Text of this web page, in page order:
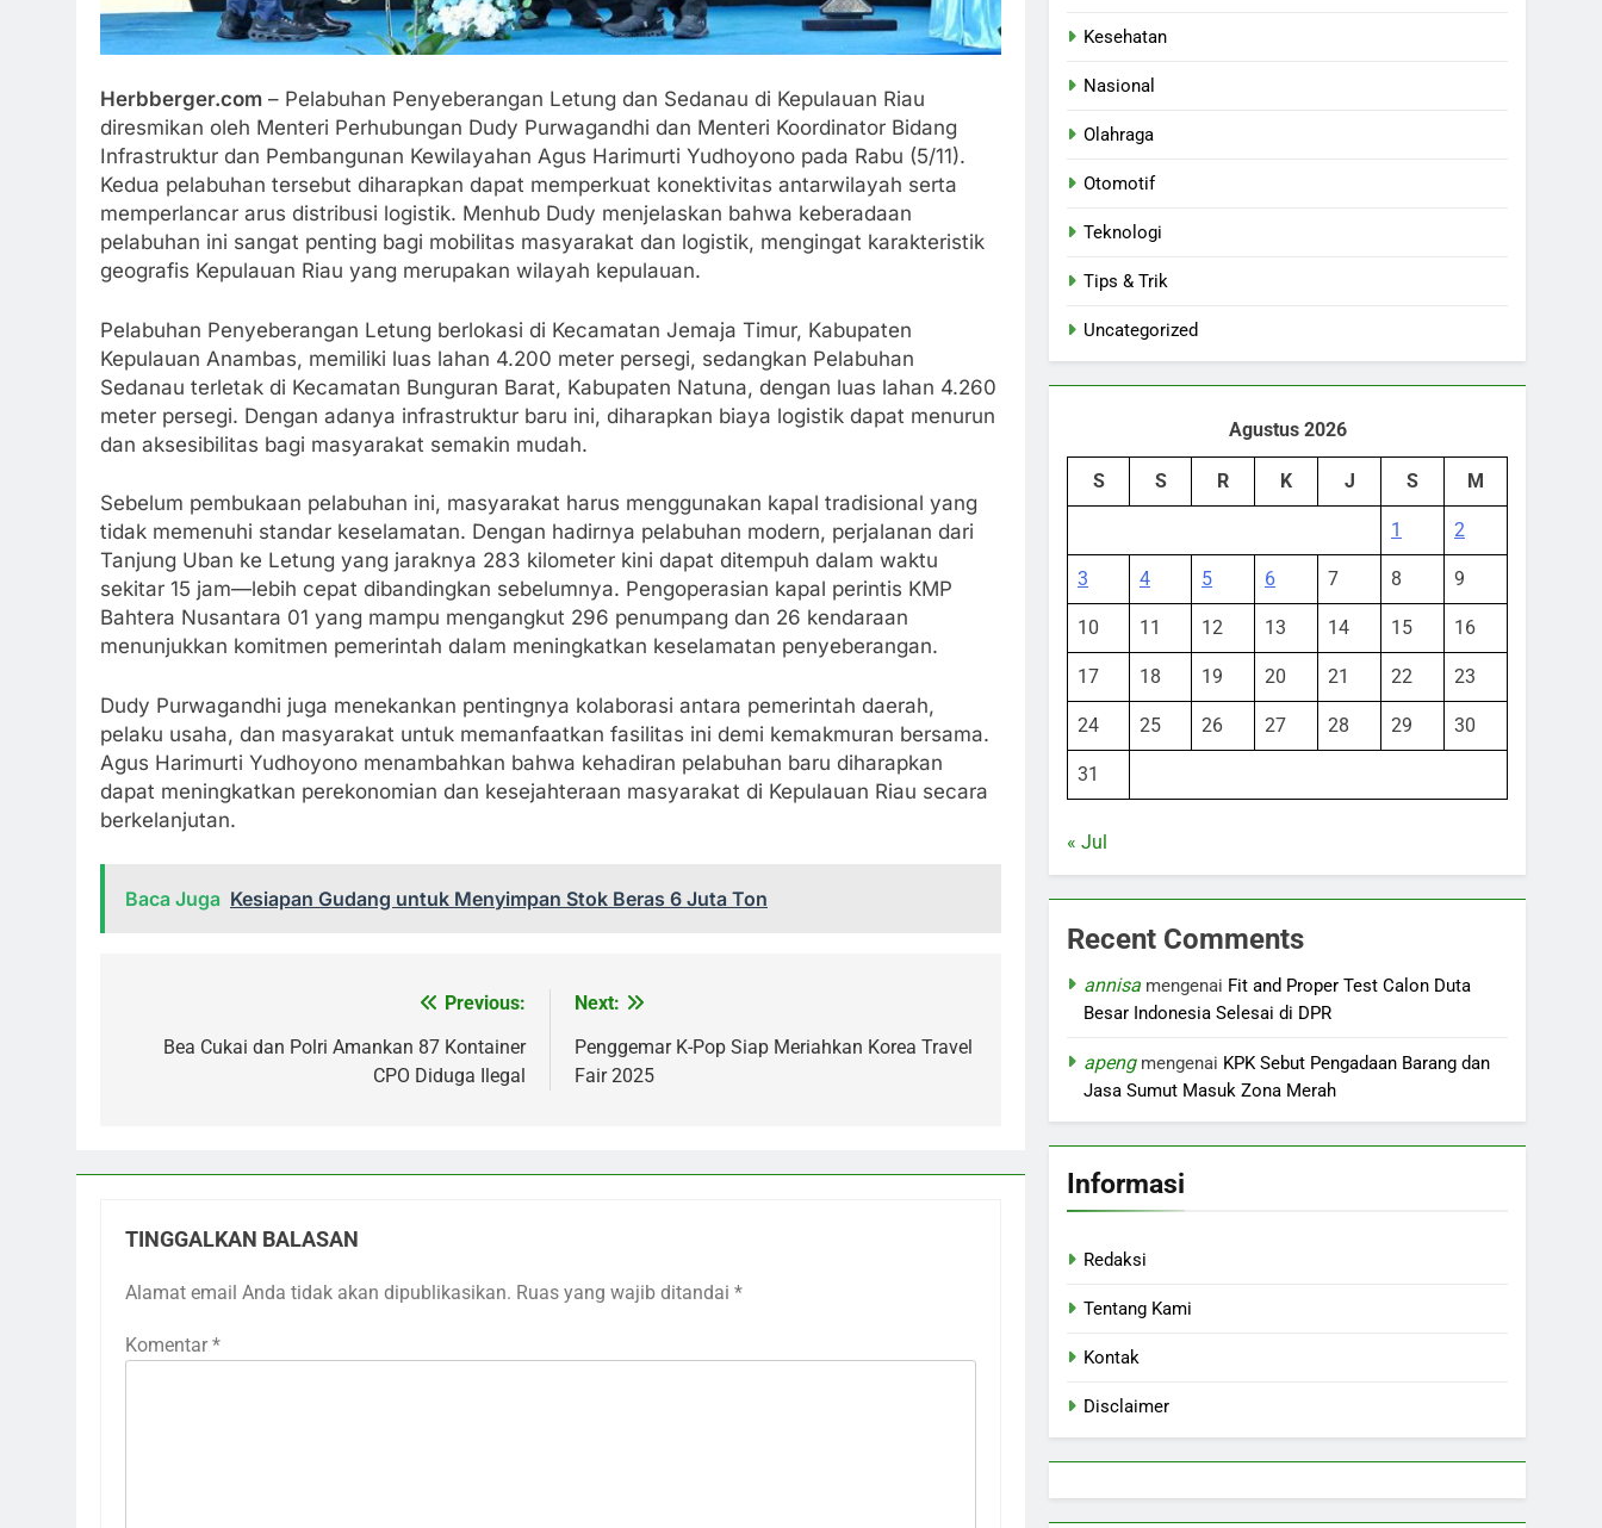
Herbberger.com – Pelabuhan Penyeberangan Letung dan Sedanau di Kepulauan Riau
diresmikan oleh Menteri Perhubungan Dudy Purwagandhi dan Menteri Koordinator Bidang
Infrastruktur dan Pembangunan Kewilayahan Agus Harimurti Yudhoyono pada Rabu (5/11).
Kedua pelabuhan tersebut diharapkan dapat memperkuat konektivitas antarwilayah serta
memperlancar arus distribusi logistik. Menhub Dudy menjelaskan bahwa keberadaan
pelabuhan ini sangat penting bagi mobilitas masyarakat dan logistik, mengingat karakteristik
geografis Kepulauan Riau yang merupakan wilayah kepulauan.
Pelabuhan Penyeberangan Letung berlokasi di Kecamatan Jemaja Timur, Kabupaten
Kepulauan Anambas, memiliki luas lahan 4.200 meter persegi, sedangkan Pelabuhan
Sedanau terletak di Kecamatan Bunguran Barat, Kabupaten Natuna, dengan luas lahan 4.260
meter persegi. Dengan adanya infrastruktur baru ini, diharapkan biaya logistik dapat menurun
dan aksesibilitas bagi masyarakat semakin mudah.
Sebelum pembukaan pelabuhan ini, masyarakat harus menggunakan kapal tradisional yang
tidak memenuhi standar keselamatan. Dengan hadirnya pelabuhan modern, perjalanan dari
Tanjung Uban ke Letung yang jaraknya 283 kilometer kini dapat ditempuh dalam waktu
sekitar 15 jam—lebih cepat dibandingkan sebelumnya. Pengoperasian kapal perintis KMP
Bahtera Nusantara 01 yang mampu mengangkut 296 penumpang dan 26 kendaraan
menunjukkan komitmen pemerintah dalam meningkatkan keselamatan penyeberangan.
Dudy Purwagandhi juga menekankan pentingnya kolaborasi antara pemerintah daerah,
pelaku usaha, dan masyarakat untuk memanfaatkan fasilitas ini demi kemakmuran bersama.
Agus Harimurti Yudhoyono menambahkan bahwa kehadiran pelabuhan baru diharapkan
dapat meningkatkan perekonomian dan kesejahteraan masyarakat di Kepulauan Riau secara
berkelanjutan.
Baca Juga Kesiapan Gudang untuk Menyimpan Stok Beras 6 Juta Ton
pos
Previous:
Bea Cukai dan Polri Amankan 87 Kontainer
CPO Diduga Ilegal
Next:
Penggemar K-Pop Siap Meriahkan Korea Travel
Fair 2025
TINGGALKAN BALASAN
Alamat email Anda tidak akan dipublikasikan. Ruas yang wajib ditandai *
Komentar *
Kesehatan
Nasional
Olahraga
Otomotif
Teknologi
Tips & Trik
Uncategorized
Agustus 2026
S S R K J S M
1 2
3 4 5 6 7 8 9
10 11 12 13 14 15 16
17 18 19 20 21 22 23
24 25 26 27 28 29 30
31
« Jul
Recent Comments
annisa mengenai Fit and Proper Test Calon Duta
Besar Indonesia Selesai di DPR
apengmengenai KPK Sebut Pengadaan Barang dan
Jasa Sumut Masuk Zona Merah
Informasi
Redaksi
Tentang Kami
Kontak
Disclaimer